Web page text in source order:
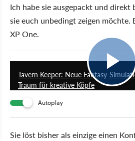
Ich habe sie ausgepackt und direkt
sie euch unbedingt zeigen möchte.
XP One.
Tavern Keeper: Neue Fantasy-
Traum für kreative Köpfe
Autoplay
Sie löst bisher als einzige einen